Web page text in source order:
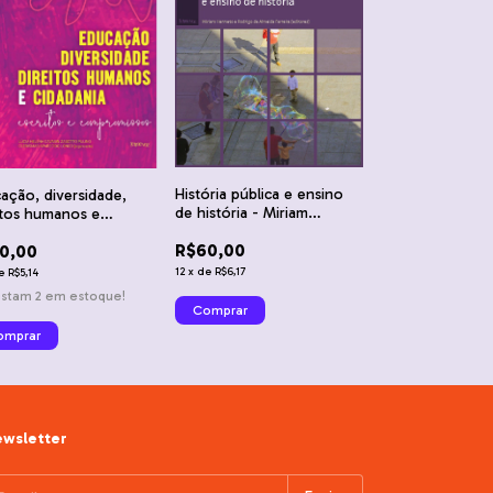
diversidade,
humanos e
R$5,14
2 em estoque!
História pública e ensino
de história - Miriam
Almeida Ferreira
R$60,00
12 x de R$6,17